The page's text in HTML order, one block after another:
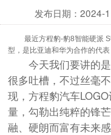
发布日期：2024-
最近方程豹-豹8智能硬派
型，是比亚迪和华为合作的代表
今天我们要讲的是
很多吐槽，不过丝毫
现，方程豹汽车
量，勾勒出纯粹的锋
融、硬朗而富有未来